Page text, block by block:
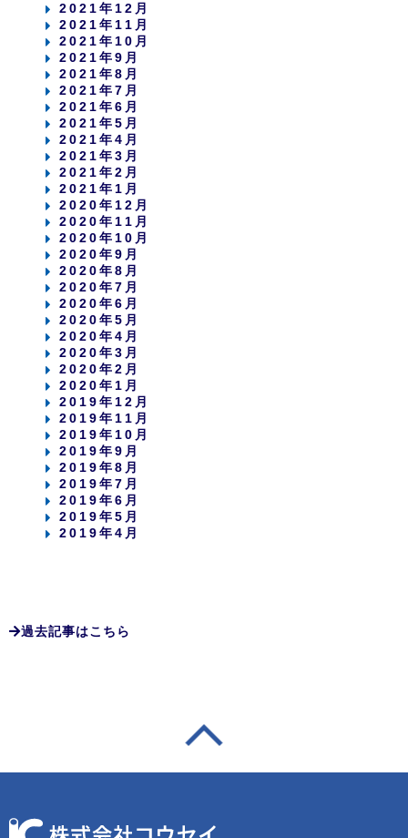
2021年12月
2021年11月
2021年10月
2021年9月
2021年8月
2021年7月
2021年6月
2021年5月
2021年4月
2021年3月
2021年2月
2021年1月
2020年12月
2020年11月
2020年10月
2020年9月
2020年8月
2020年7月
2020年6月
2020年5月
2020年4月
2020年3月
2020年2月
2020年1月
2019年12月
2019年11月
2019年10月
2019年9月
2019年8月
2019年7月
2019年6月
2019年5月
2019年4月
過去記事はこちら